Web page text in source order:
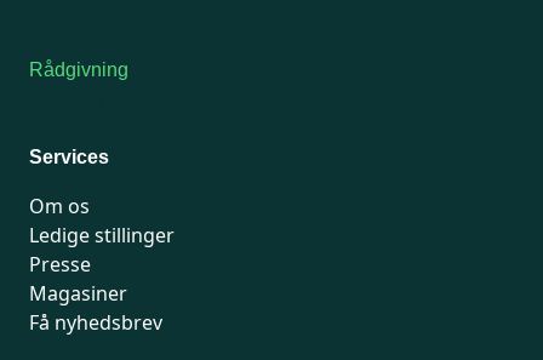
Rådgivning
Services
Om os
Ledige stillinger
Presse
Magasiner
Få nyhedsbrev